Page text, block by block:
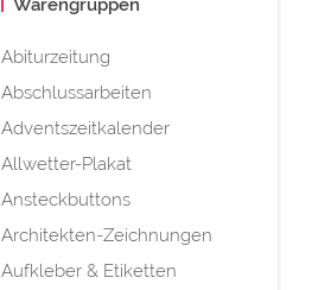
Warengruppen
Abiturzeitung
Abschlussarbeiten
Adventszeitkalender
Allwetter-Plakat
Ansteckbuttons
Architekten-Zeichnungen
Aufkleber & Etiketten